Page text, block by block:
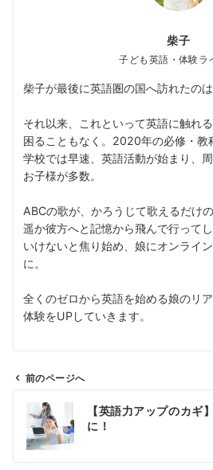
柴子
子ども英語・体験ラ
柴子が最後に英語圏の国へ訪れたのは
それ以来、これといって英語に触れ
困ることもなく。2020年の必修・教
学校では早速、英語活動が始まり、
お子様が多数。
ABCの歌が、かろうじて歌えるだけ
遥か彼方へと記憶から飛んで行って
いけないと焦り始め、娘にオンライ
に。
全くのゼロから英語を始める娘のリ
体験をUPしていきます。
前のページへ
【英語力アップのカギ
に！